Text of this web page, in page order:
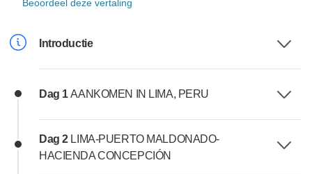
Beoordeel deze vertaling
Introductie
Dag 1AANKOMEN IN LIMA, PERU
Dag 2 LIMA-PUERTO MALDONADO-
HACIENDA CONCEPCIÓN